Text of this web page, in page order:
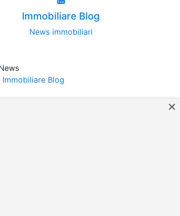
Immobiliare Blog
News immobiliari
Immobiliare Blog
degli annunci
privacy e/o di alcun altro
×